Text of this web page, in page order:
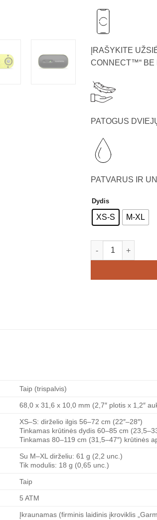
ĮRAŠYKITE
CONNECT™“ BE
PATOGUS
PATVARUS IR
Dydis
XS-S M-XL
produkto kiekis:
Taip (trispalvis)
68,0 x 31,6 x 10,0 mm (2,7″ plotis x 1,2″
XS–S: dirželio ilgis 56–72 cm (22″–28″)
Tinkamas krūtinės dydis 60–85 cm
Tinkamas 80–119 cm (31,5–47″) krūtinės
Su M–XL dirželiu: 61 g (2,2 unc.)
Tik modulis: 18 g (0,65 unc.)
Taip
5 ATM
Įkraunamas (firminis laidinis įkroviklis